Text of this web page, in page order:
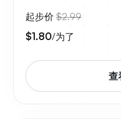
起步价 $2.99
$1.80/为了
查